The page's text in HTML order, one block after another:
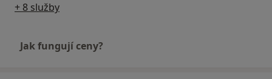
+ 8 služby
Jak fungují ceny?